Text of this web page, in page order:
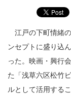
江戸の下町情緒
ンセプトに盛り込
った。映画・興行
た「浅草六区松竹
ルとして活用する